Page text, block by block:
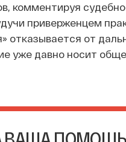
комментируя
приверженцем
отказывается от
уже давно носит